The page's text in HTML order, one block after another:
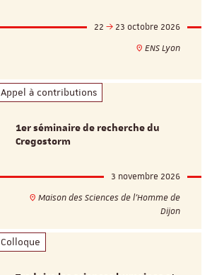
22
23 octobre 2026
ENS Lyon
Appel à contributions
1er séminaire de recherche du
Cregostorm
3 novembre 2026
Maison des Sciences de l'Homme de
Dijon
Colloque